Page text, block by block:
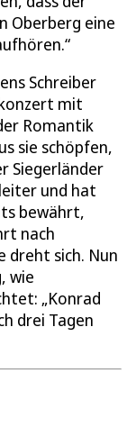
Oberberg eine
Schreiber
mit
Romantik
sie schöpfen,
Siegerländer
und hat
bewährt,
nach
dreht sich. Nun
wie
„Konrad
drei Tagen